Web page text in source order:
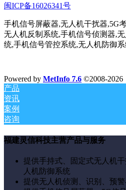
闽ICP备16026341号
手机信号屏蔽器,无人机干扰器,5G
无人机反制系统,手机信号侦测器,
统,手机信号管控系统,无人机防御
Powered by MetInfo 7.6 ©2008-2026
产品
资讯
案例
咨询
福建灵信科技主营产品与服务
提供手持式、固定式无人机
人机防御系统
提供无人机侦测、识别、预